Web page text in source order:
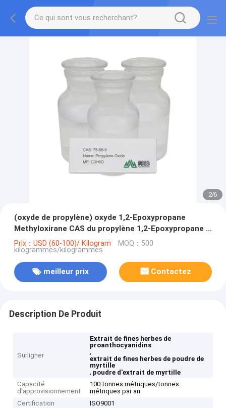
2/6
(oxyde de propylène) oxyde 1,2-Epoxypropane
Methyloxirane CAS du propylène 1,2-Epoxypropane :
75-56-9
Prix：USD (60-100)/ Kilogram MOQ：500
kilogrammes/kilogrammes
meilleur prix Contactez
Description De Produit
Surligner
Extrait de fines herbes de
proanthocyanidins
,
extrait de fines herbes de poudre de
myrtille
, poudre d'extrait de myrtille
Capacité
d'approvisionnement
100 tonnes métriques/tonnes
métriques par an
Certification
ISO9001